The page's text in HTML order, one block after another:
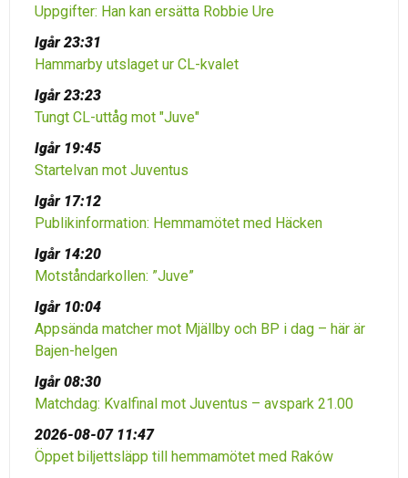
Uppgifter: Han kan ersätta Robbie Ure
Igår 23:31
Hammarby utslaget ur CL-kvalet
Igår 23:23
Tungt CL-uttåg mot "Juve"
Igår 19:45
Startelvan mot Juventus
Igår 17:12
Publikinformation: Hemmamötet med Häcken
Igår 14:20
Motståndarkollen: ”Juve”
Igår 10:04
Appsända matcher mot Mjällby och BP i dag – här är
Bajen-helgen
Igår 08:30
Matchdag: Kvalfinal mot Juventus – avspark 21.00
2026-08-07 11:47
Öppet biljettsläpp till hemmamötet med Raków